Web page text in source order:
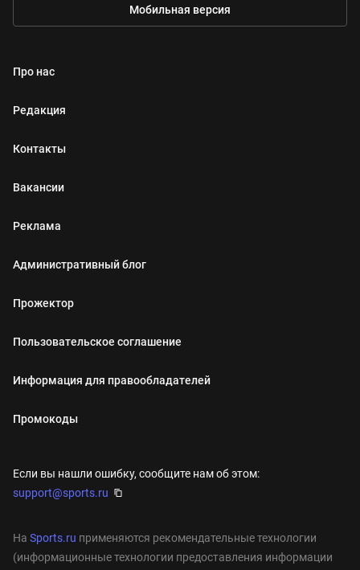
Мобильная версия
Про нас
Редакция
Контакты
Вакансии
Реклама
Административный блог
Прожектор
Пользовательское соглашение
Информация для правообладателей
Промокоды
Если вы нашли ошибку, сообщите нам об этом:
support@sports.ru
На Sports.ru применяются рекомендательные технологии
(информационные технологии предоставления информации